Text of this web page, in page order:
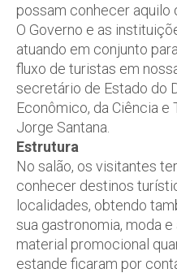
possam conhecer aquilo
O Governo e as
atuando em conjunto
fluxo de turistas em
secretário de Estado do
Econômico, da Ciência e
Jorge Santana.
Estrutura
No salão, os visitantes
conhecer destinos
localidades, obtendo
sua gastronomia, moda
material promocional
estande ficaram por